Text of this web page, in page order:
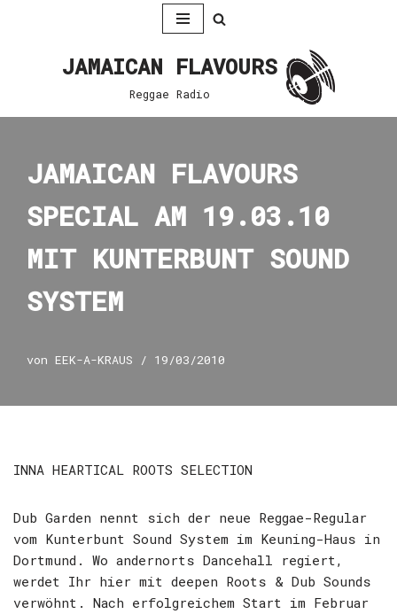
JAMAICAN FLAVOURS
Reggae Radio
JAMAICAN FLAVOURS
SPECIAL AM 19.03.10
MIT KUNTERBUNT SOUND
SYSTEM
von EEK-A-KRAUS 19/03/2010
INNA HEARTICAL ROOTS SELECTION
Dub Garden nennt sich der neue Reggae-Regular
vom Kunterbunt Sound System im Keuning-Haus in
Dortmund. Wo andernorts Dancehall regiert,
werdet Ihr hier mit deepen Roots & Dub Sounds
verwöhnt. Nach erfolgreichem Start im Februar